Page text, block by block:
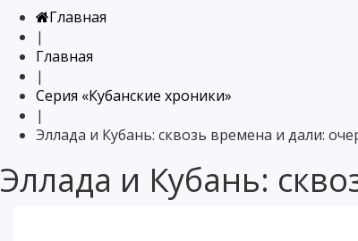
Главная
|
Главная
|
Серия «Кубанские хроники»
|
Эллада и Кубань: сквозь времена и дали:
Эллада и Кубань: